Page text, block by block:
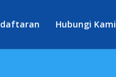
Hubungi Kami